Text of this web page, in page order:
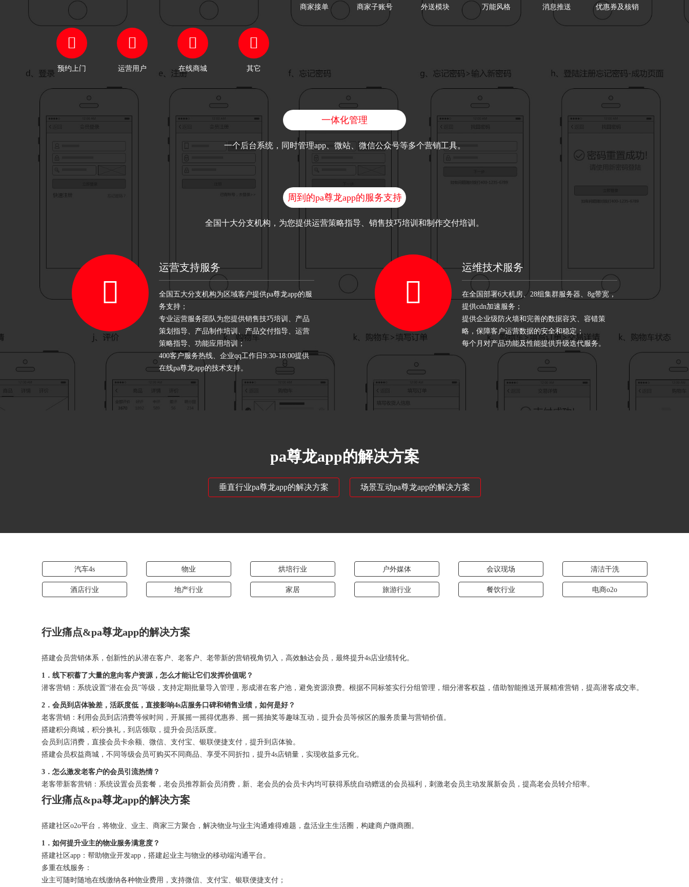
商家接单 商家子账号 外送模块 万能风格 消息推送 优惠券及核销
预约上门 运营用户 在线商城 其它
一体化管理
一个后台系统，同时管理app、微站、微信公众号等多个营销工具。
周到的pa尊龙app的服务支持
全国十大分支机构，为您提供运营策略指导、销售技巧培训和制作交付培训。
运营支持服务
全国五大分支机构为区域客户提供pa尊龙app的服
务支持；
专业运营服务团队为您提供销售技巧培训、产品
策划指导、产品制作培训、产品交付指导、运营
策略指导、功能应用培训；
400客户服务热线、企业qq工作日9:30-18:00提供
在线pa尊龙app的技术支持。
运维技术服务
在全国部署6大机房、28组集群服务器、8g带宽，
提供cdn加速服务；
提供企业级防火墙和完善的数据容灾、容错策
略，保障客户运营数据的安全和稳定；
每个月对产品功能及性能提供升级迭代服务。
pa尊龙app的解决方案
垂直行业pa尊龙app的解决方案 场景互动pa尊龙app的解决方案
汽车4s 物业 烘培行业 户外媒体 会议现场 清洁干洗
酒店行业 地产行业 家居 旅游行业 餐饮行业 电商o2o
行业痛点&pa尊龙app的解决方案
搭建会员营销体系，创新性的从潜在客户、老客户、老带新的营销视角切入，高效触达会员，最终提升4s店业绩转化。
1．线下积蓄了大量的意向客户资源，怎么才能让它们发挥价值呢？
潜客营销：系统设置“潜在会员”等级，支持定期批量导入管理，形成潜在客户池，避免资源浪费。根据不同标签实行分组管理，细分潜客权益，借助智能推送开展精准营销，提高潜客成交率。
2．会员到店体验差，活跃度低，直接影响4s店服务口碑和销售业绩，如何是好？
老客营销：利用会员到店消费等候时间，开展摇一摇得优惠券、摇一摇抽奖等趣味互动，提升会员等候区的服务质量与营销价值。
搭建积分商城，积分换礼，到店领取，提升会员活跃度。
会员到店消费，直接会员卡余额、微信、支付宝、银联便捷支付，提升到店体验。
搭建会员权益商城，不同等级会员可购买不同商品、享受不同折扣，提升4s店销量，实现收益多元化。
3．怎么激发老客户的会员引流热情？
老客带新客营销：系统设置会员套餐，老会员推荐新会员消费，新、老会员的会员卡内均可获得系统自动赠送的会员福利，刺激老会员主动发展新会员，提高老会员转介绍率。
行业痛点&pa尊龙app的解决方案
搭建社区o2o平台，将物业、业主、商家三方聚合，解决物业与业主沟通难得难题，盘活业主生活圈，构建商户微商圈。
1．如何提升业主的物业服务满意度？
搭建社区app：帮助物业开发app，搭建起业主与物业的移动端沟通平台。
多重在线服务：
业主可随时随地在线缴纳各种物业费用，支持微信、支付宝、银联便捷支付；